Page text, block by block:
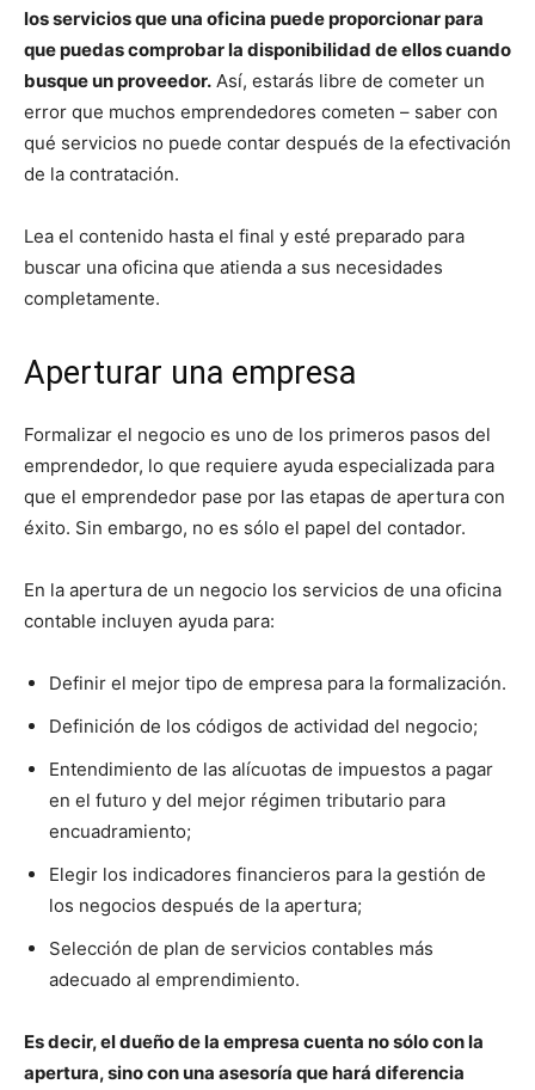
los servicios que una oficina puede proporcionar para
que puedas comprobar la disponibilidad de ellos cuando
busque un proveedor. Así, estarás libre de cometer un
error que muchos emprendedores cometen – saber con
qué servicios no puede contar después de la efectivación
de la contratación.
Lea el contenido hasta el final y esté preparado para
buscar una oficina que atienda a sus necesidades
completamente.
Aperturar una empresa
Formalizar el negocio es uno de los primeros pasos del
emprendedor, lo que requiere ayuda especializada para
que el emprendedor pase por las etapas de apertura con
éxito. Sin embargo, no es sólo el papel del contador.
En la apertura de un negocio los servicios de una oficina
contable incluyen ayuda para:
Definir el mejor tipo de empresa para la formalización.
Definición de los códigos de actividad del negocio;
Entendimiento de las alícuotas de impuestos a pagar
en el futuro y del mejor régimen tributario para
encuadramiento;
Elegir los indicadores financieros para la gestión de
los negocios después de la apertura;
Selección de plan de servicios contables más
adecuado al emprendimiento.
Es decir, el dueño de la empresa cuenta no sólo con la
apertura, sino con una asesoría que hará diferencia